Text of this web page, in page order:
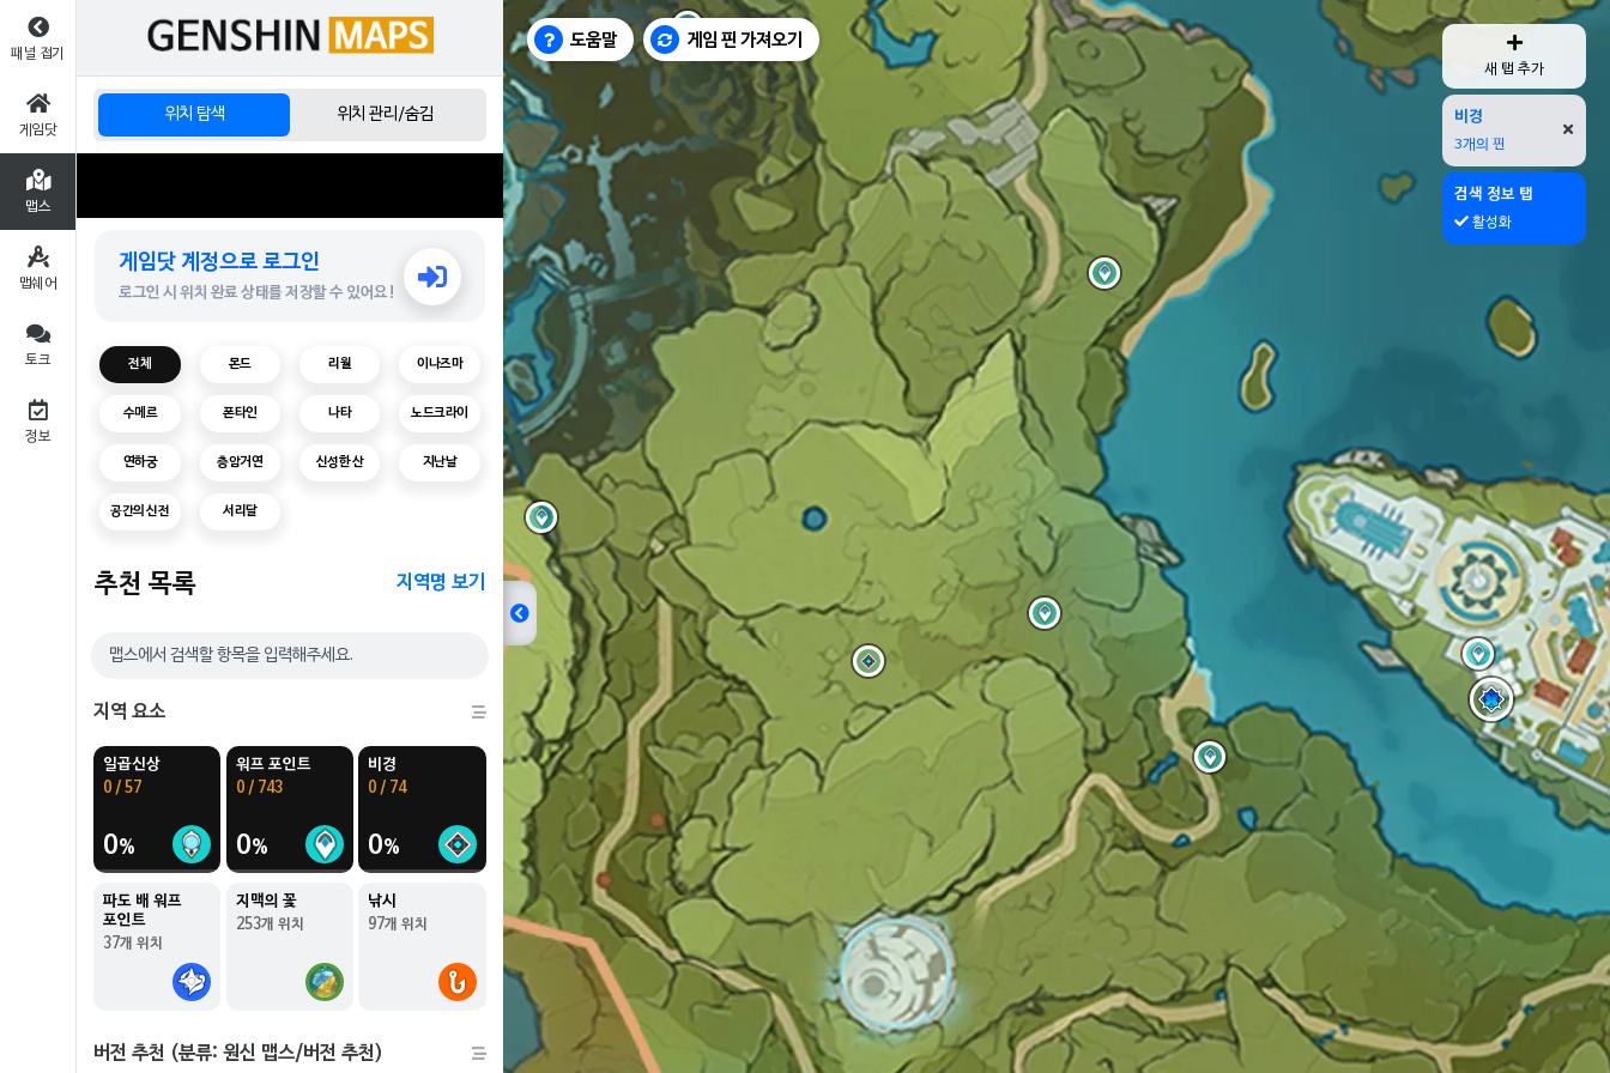
새 탭 추가
비경
3개의 핀
검색 정보 탭
활성화
도움말 게임 핀 가져오기
패널 접기
게임닷
맵스
맵쉐어
토크
정보
위치 탐색 위치 관리/숨김
게임닷 계정으로 로그인
로그인 시 위치 완료 상태를 저장할 수 있어요!
전체 몬드 리월 이나즈마
수메르 폰타인 나타 노드크라이
연하궁 층암거연 신성한 산 지난날
공간의 신전 서리달
추천 목록 지역명 보기
지역 요소
일곱신상
0 / 57
0
워프 포인트
0 / 743
0
비경
0 / 74
0
파도 배 워프
포인트
37개 위치
지맥의 꽃
253개 위치
낚시
97개 위치
버전 추천 (분류: 원신 맵스/버전 추천)